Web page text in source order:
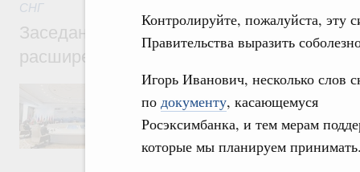
Контролируйте, пожалуйста, эту
Правительства выразить
Игорь Иванович, несколько слов
по документу, касающемуся
Росэксимбанка, и тем мерам
которые мы планируем
СНГ
Заседание Евразийского
расширенном составе
В повестке заседания актуальные задачи
числе совершенствование кооперации в
регулирования и администрирования,
обеспечение продовольственной
железнодорожных перевозок,